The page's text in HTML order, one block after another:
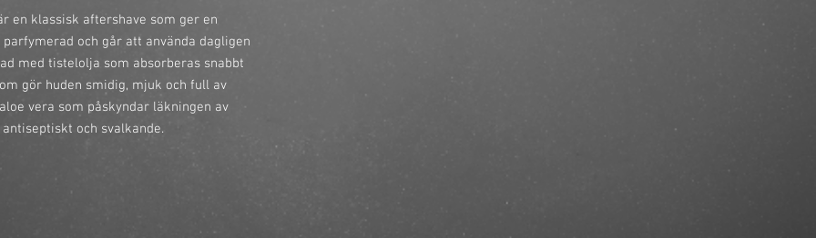
en klassisk aftershave som ger en
och går att använda dagligen
med tistelolja som absorberas snabbt
gör huden smidig, mjuk och full av
vera som påskyndar läkningen av
och svalkande.